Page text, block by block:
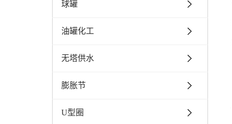
球罐
油罐化工
无塔供水
膨胀节
U型圈